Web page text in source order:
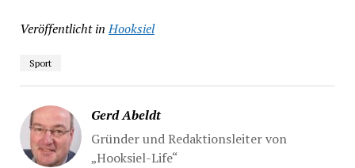
Veröffentlicht in Hooksiel
Sport
Gerd Abeldt
Gründer und Redaktionsleiter von
„Hooksiel-Life“